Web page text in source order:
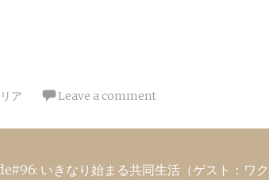
ア Leave a comment
いきなり始まる共同生活（ゲスト：ワク